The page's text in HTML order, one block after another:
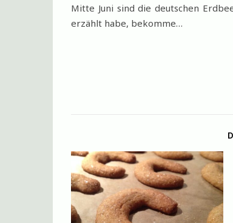
Mitte Juni sind die deutschen
erzählt habe, bekomme…